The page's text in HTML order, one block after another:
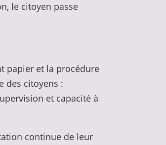
le citoyen passe
papier et la procédure
des citoyens :
et capacité à
continue de leur